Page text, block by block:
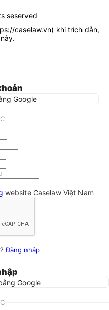
seserved
caselaw.vn) khi trích dẫn,
Google
website Caselaw Việt Nam
Đăng nhập
Google